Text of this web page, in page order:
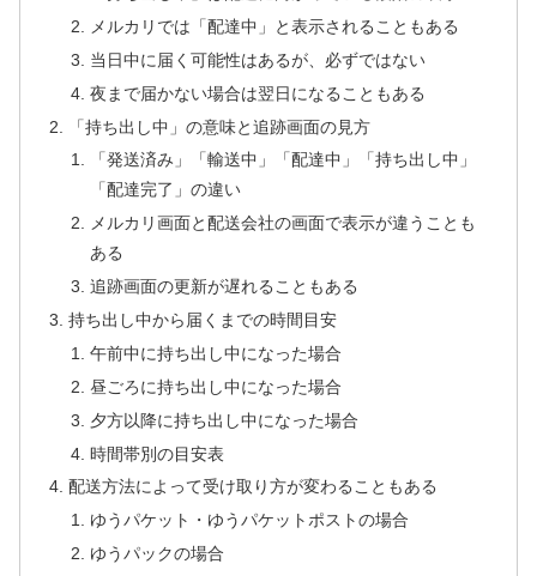
メルカリでは「配達中」と表示されることもある
当日中に届く可能性はあるが、必ずではない
夜まで届かない場合は翌日になることもある
「持ち出し中」の意味と追跡画面の見方
「発送済み」「輸送中」「配達中」「持ち出し中」
「配達完了」の違い
メルカリ画面と配送会社の画面で表示が違うことも
ある
追跡画面の更新が遅れることもある
持ち出し中から届くまでの時間目安
午前中に持ち出し中になった場合
昼ごろに持ち出し中になった場合
夕方以降に持ち出し中になった場合
時間帯別の目安表
配送方法によって受け取り方が変わることもある
ゆうパケット・ゆうパケットポストの場合
ゆうパックの場合